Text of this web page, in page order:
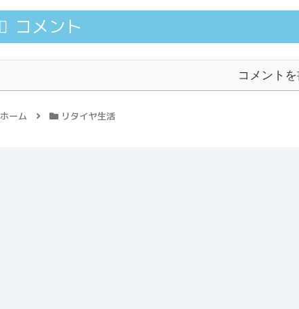
コメント
コメント
ホーム リタイヤ生活